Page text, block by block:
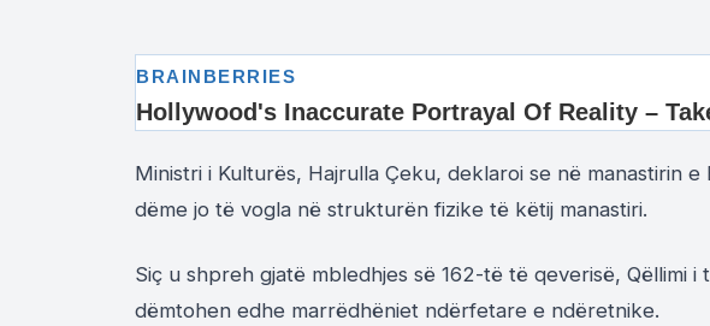
Ministri i Kulturës, Hajrulla Çeku, deklaroi se në manastirin
dëme jo të vogla në strukturën fizike të këtij manastiri.
Siç u shpreh gjatë mbledhjes së 162-të të qeverisë, Qëllimi
dëmtohen edhe marrëdhëniet ndërfetare e ndëretnike.